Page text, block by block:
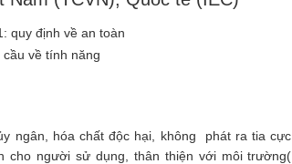
quy định về an toàn
về tính năng
ngân, hóa chất độc hại, không phát ra tia cực
cho người sử dụng, thân thiện với môi trường(